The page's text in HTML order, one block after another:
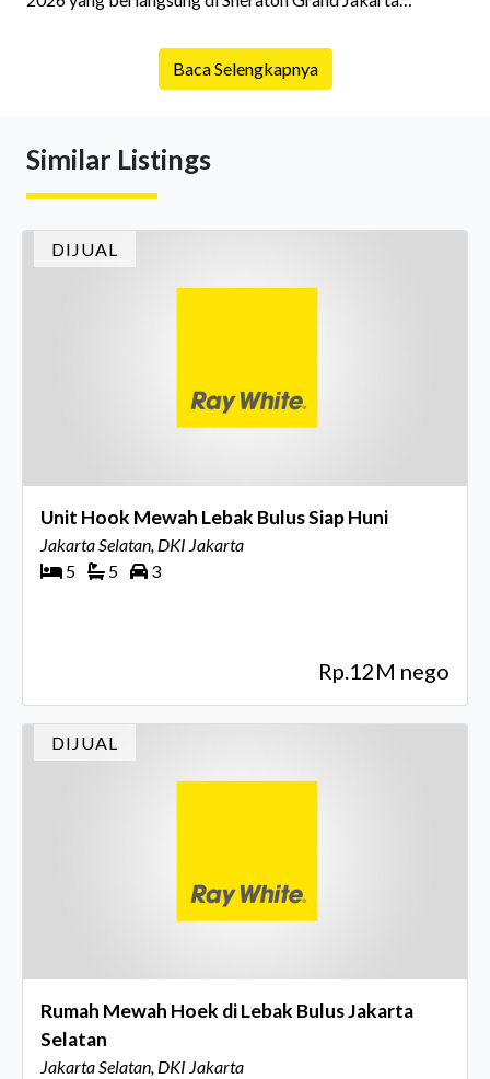
istimewa bagi para pelaku industri properti dan keuangan.
Lebih dari 400 marketing executives dan principals
menghidupkan suasana, acara ini dihadiri oleh Country
Baca Selengkapnya
Similar Listings
DIJUAL
Unit Hook Mewah Lebak Bulus Siap Huni
Jakarta Selatan, DKI Jakarta
5
5 3
Rp.12M nego
DIJUAL
Rumah Mewah Hoek di Lebak Bulus Jakarta
Selatan
Jakarta Selatan, DKI Jakarta